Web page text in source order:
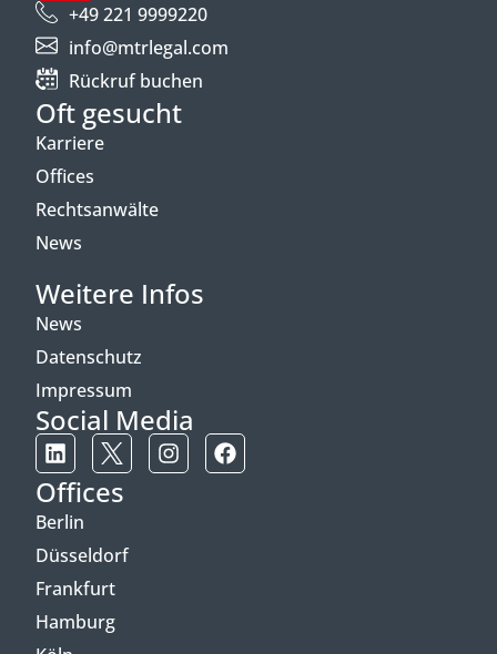
+49 221 9999220
info@mtrlegal.com
Rückruf buchen
Oft gesucht
Karriere
Offices
Rechtsanwälte
News
Weitere Infos
News
Datenschutz
Impressum
Social Media
Offices
Berlin
Düsseldorf
Frankfurt
Hamburg